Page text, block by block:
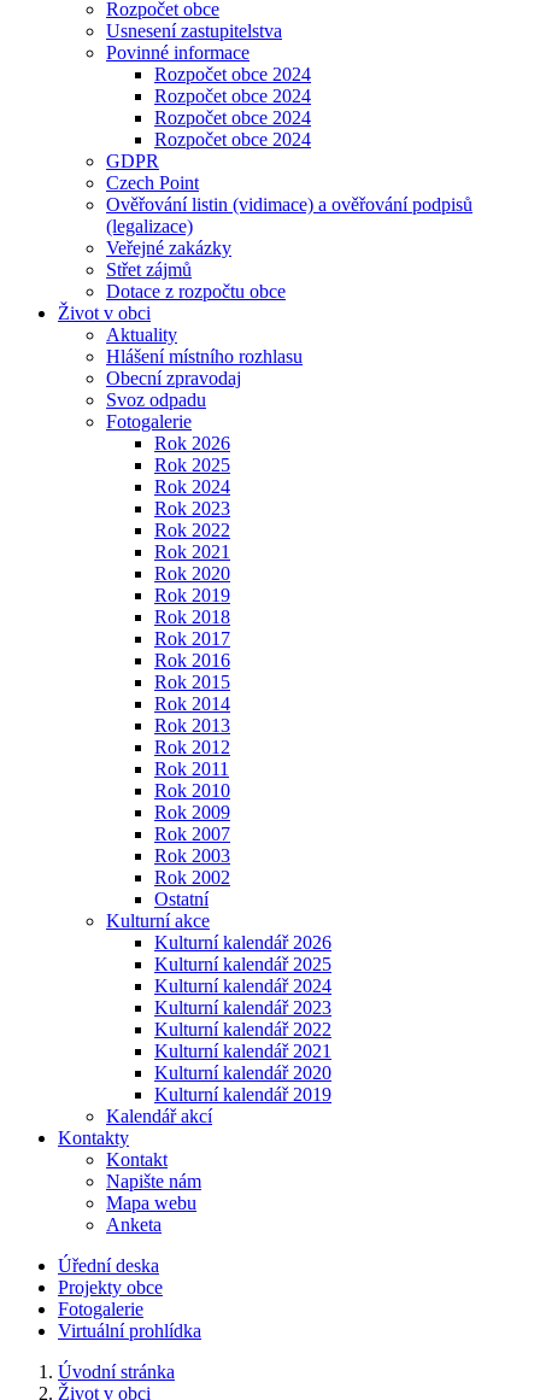
Rozpočet obce
Usnesení zastupitelstva
Povinné informace
Rozpočet obce 2024
Rozpočet obce 2024
Rozpočet obce 2024
Rozpočet obce 2024
GDPR
Czech Point
Ověřování listin (vidimace) a ověřování podpisů
(legalizace)
Veřejné zakázky
Střet zájmů
Dotace z rozpočtu obce
Život v obci
Aktuality
Hlášení místního rozhlasu
Obecní zpravodaj
Svoz odpadu
Fotogalerie
Rok 2026
Rok 2025
Rok 2024
Rok 2023
Rok 2022
Rok 2021
Rok 2020
Rok 2019
Rok 2018
Rok 2017
Rok 2016
Rok 2015
Rok 2014
Rok 2013
Rok 2012
Rok 2011
Rok 2010
Rok 2009
Rok 2007
Rok 2003
Rok 2002
Ostatní
Kulturní akce
Kulturní kalendář 2026
Kulturní kalendář 2025
Kulturní kalendář 2024
Kulturní kalendář 2023
Kulturní kalendář 2022
Kulturní kalendář 2021
Kulturní kalendář 2020
Kulturní kalendář 2019
Kalendář akcí
Kontakty
Kontakt
Napište nám
Mapa webu
Anketa
Úřední deska
Projekty obce
Fotogalerie
Virtuální prohlídka
Úvodní stránka
Život v obci